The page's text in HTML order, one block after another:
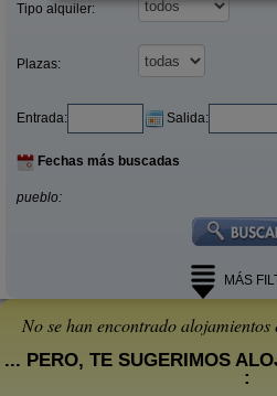
Tipo alquiler:
Plazas:
Entrada: Salida:
Fechas más buscadas
pueblo:
MÁS
No se han encontrado alojamientos
... PERO, TE SUGERIMOS
: